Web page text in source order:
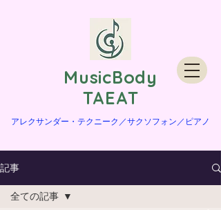
​アレクサンダー・テクニーク／サクソフォン／ピアノ
​MusicBody
TAEAT
記事
全ての記事